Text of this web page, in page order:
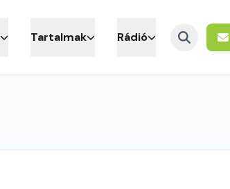
Tartalmak Rádió